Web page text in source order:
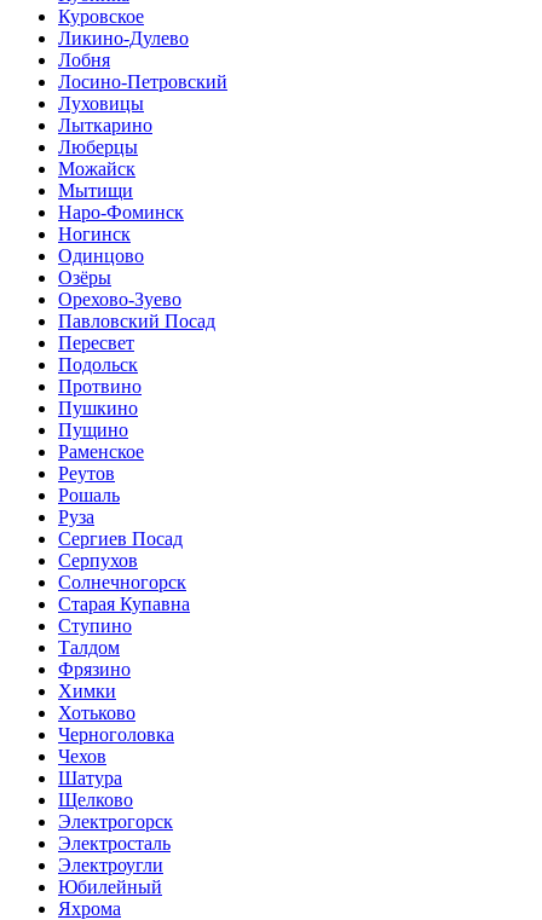
Куровское
Ликино-Дулево
Лобня
Лосино-Петровский
Луховицы
Лыткарино
Люберцы
Можайск
Мытищи
Наро-Фоминск
Ногинск
Одинцово
Озёры
Орехово-Зуево
Павловский Посад
Пересвет
Подольск
Протвино
Пушкино
Пущино
Раменское
Реутов
Рошаль
Руза
Сергиев Посад
Серпухов
Солнечногорск
Старая Купавна
Ступино
Талдом
Фрязино
Химки
Хотьково
Черноголовка
Чехов
Шатура
Щелково
Электрогорск
Электросталь
Электроугли
Юбилейный
Яхрома